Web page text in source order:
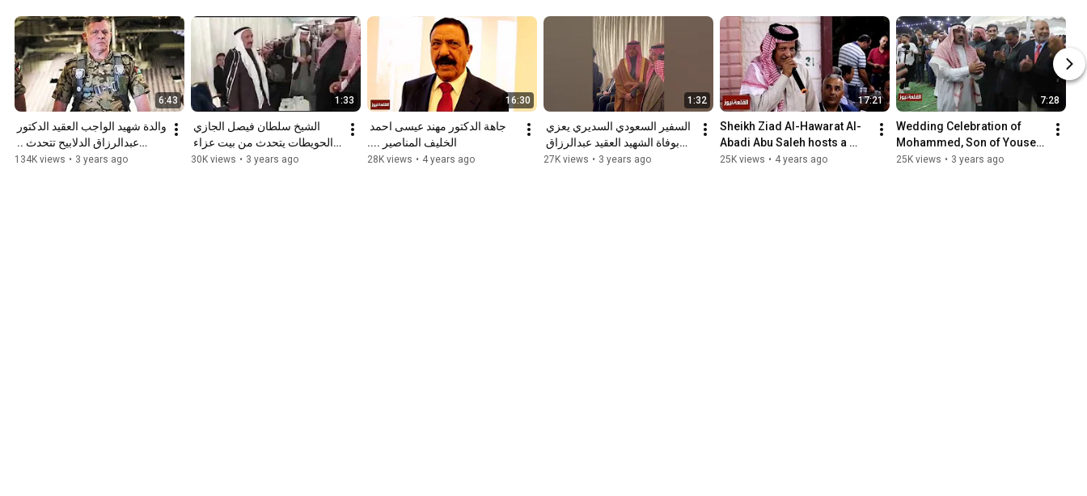
6:43
#القلعة_نيوز
134K views • 3 years ago
1:33
الشهيد الدلابيح
30K views • 3 years ago
16:30
الخليف المناصير ....
28K views • 4 years ago
1:32
الدلابيح
27K views • 3 years ago
17:21
Sheikh Ziad Al-Hawarat Al-
Abadi Abu Saleh hosts a
large dinner banquet in
25K views • 4 years ago
7:28
Wedding Celebration of
Mohammed, Son of Yousef
Pasha Al-Hunaiti
25K views • 3 years ago